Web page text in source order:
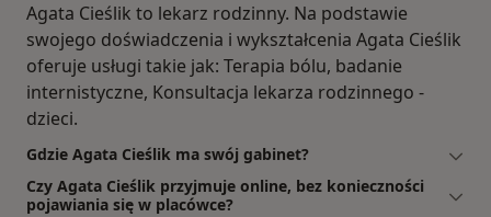
Agata Cieślik to lekarz rodzinny. Na podstawie
swojego doświadczenia i wykształcenia Agata Cieślik
oferuje usługi takie jak: Terapia bólu, badanie
internistyczne, Konsultacja lekarza rodzinnego -
dzieci.
Gdzie Agata Cieślik ma swój gabinet?
Czy Agata Cieślik przyjmuje online, bez konieczności
pojawiania się w placówce?